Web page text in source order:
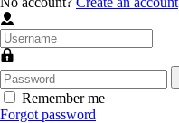
Remember me
Forgot password